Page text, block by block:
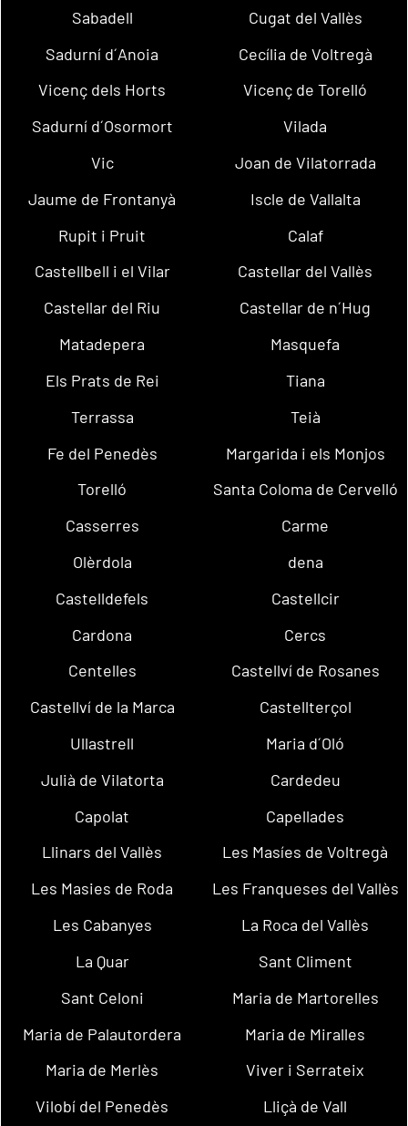
Sabadell
Cugat del Vallès
Sadurní d´Anoia
Cecília de Voltregà
Vicenç dels Horts
Vicenç de Torelló
Sadurní d´Osormort
Vilada
Vic
Joan de Vilatorrada
Jaume de Frontanyà
Iscle de Vallalta
Rupit i Pruit
Calaf
Castellbell i el Vilar
Castellar del Vallès
Castellar del Riu
Castellar de n´Hug
Matadepera
Masquefa
Els Prats de Rei
Tiana
Terrassa
Teià
Fe del Penedès
Margarida i els Monjos
Torelló
Santa Coloma de Cervelló
Casserres
Carme
Olèrdola
dena
Castelldefels
Castellcir
Cardona
Cercs
Centelles
Castellví de Rosanes
Castellví de la Marca
Castellterçol
Ullastrell
Maria d´Oló
Julià de Vilatorta
Cardedeu
Capolat
Capellades
Llinars del Vallès
Les Masíes de Voltregà
Les Masies de Roda
Les Franqueses del Vallès
Les Cabanyes
La Roca del Vallès
La Quar
Sant Climent
Sant Celoni
Maria de Martorelles
Maria de Palautordera
Maria de Miralles
Maria de Merlès
Viver i Serrateix
Vilobí del Penedès
Lliçà de Vall